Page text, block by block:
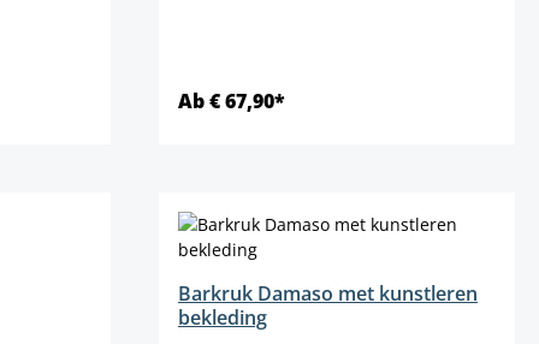
Ab € 67,90*
Barkruk Damaso met kunstleren
bekleding